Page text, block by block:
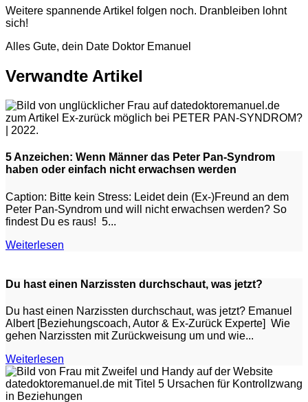
Weitere spannende Artikel folgen noch. Dranbleiben lohnt
sich!
Alles Gute, dein Date Doktor Emanuel
Verwandte Artikel
5 Anzeichen: Wenn Männer das Peter Pan-Syndrom
haben oder einfach nicht erwachsen werden
Caption: Bitte kein Stress: Leidet dein (Ex-)Freund an dem
Peter Pan-Syndrom und will nicht erwachsen werden? So
findest Du es raus! 5...
Weiterlesen
Du hast einen Narzissten durchschaut, was jetzt?
Du hast einen Narzissten durchschaut, was jetzt? Emanuel
Albert [Beziehungscoach, Autor & Ex-Zurück Experte] Wie
gehen Narzissten mit Zurückweisung um und wie...
Weiterlesen